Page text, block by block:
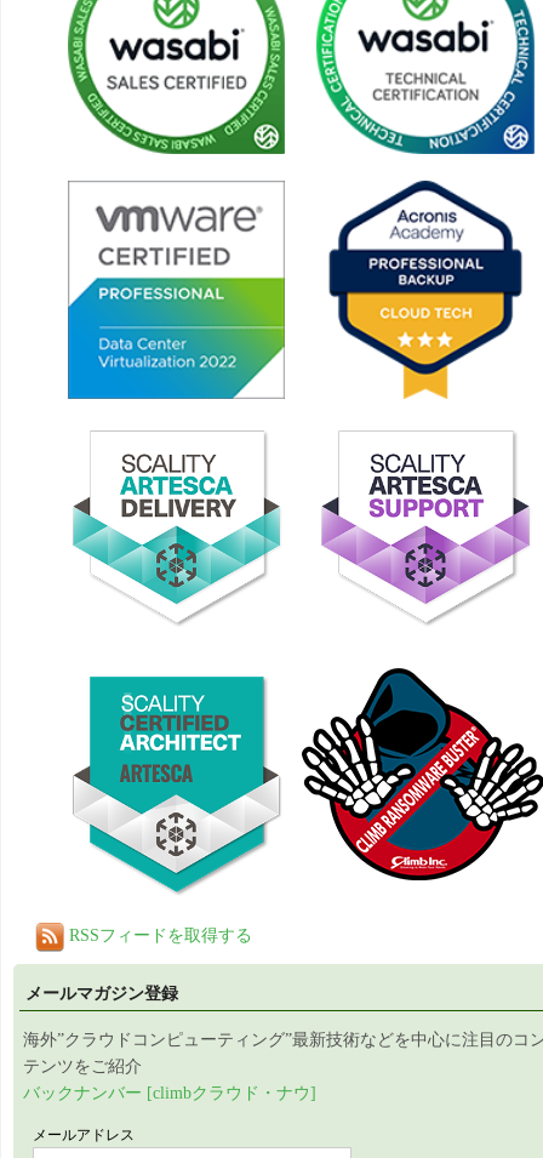
RSSフィードを取得する
メールマガジン登録
海外”クラウドコンピューティング”最新技術などを中心に注目のコ
テンツをご紹介
バックナンバー [climbクラウド・ナウ]